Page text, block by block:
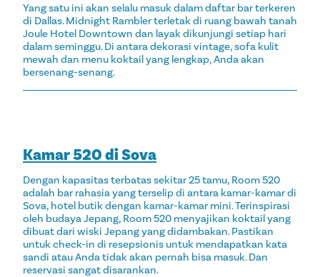
Yang satu ini akan selalu masuk dalam daftar bar terkeren
di Dallas. Midnight Rambler terletak di ruang bawah tanah
Joule Hotel Downtown dan layak dikunjungi setiap hari
dalam seminggu. Di antara dekorasi vintage, sofa kulit
mewah dan menu koktail yang lengkap, Anda akan
bersenang-senang.
Kamar 520 di Sova
Dengan kapasitas terbatas sekitar 25 tamu, Room 520
adalah bar rahasia yang terselip di antara kamar-kamar di
Sova, hotel butik dengan kamar-kamar mini. Terinspirasi
oleh budaya Jepang, Room 520 menyajikan koktail yang
dibuat dari wiski Jepang yang didambakan. Pastikan
untuk check-in di resepsionis untuk mendapatkan kata
sandi atau Anda tidak akan pernah bisa masuk. Dan
reservasi sangat disarankan.